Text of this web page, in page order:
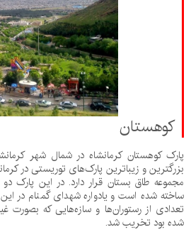
کوهستان
پارک کوهستان کرمانشاهدر شمالشهر
بزرگترین و زیباترین پارک‌های توریستی در
مجموعه طاق بستان قرار دارد. در این پارک
ساخته شده است و یادواره شهدای گمنام در
تعدادی از رستوران‌ها و سازه‌هایی که بصورت
شده بود تخریب شد.